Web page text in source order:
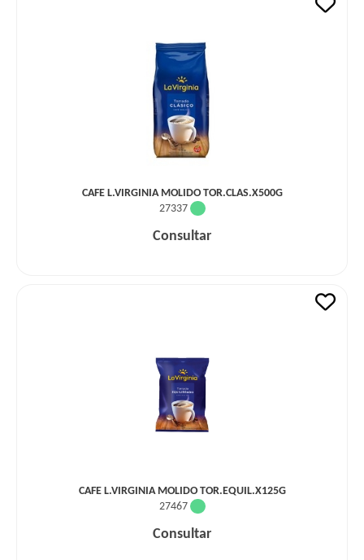
CAFE L.VIRGINIA MOLIDO TOR.CLAS.X500G
27337
Consultar
CAFE L.VIRGINIA MOLIDO TOR.EQUIL.X125G
27467
Consultar